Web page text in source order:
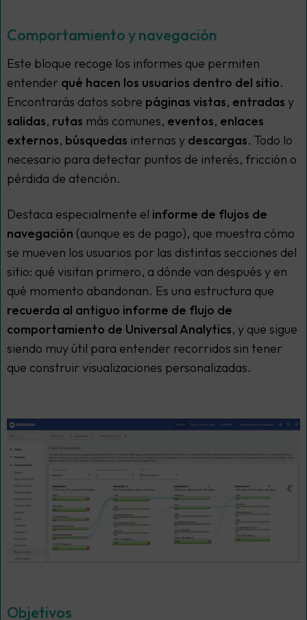
Comportamiento y navegación
Este bloque recoge los informes que permiten
entender qué hacen los usuarios dentro del sitio.
Encontrarás datos sobre páginas vistas, entradas y
salidas, rutas más comunes, eventos, enlaces
externos, búsquedas internas y descargas. Todo lo
necesario para detectar puntos de interés, fricción o
pérdida de atención.
Destaca especialmente el informe de flujos de
navegación (aunque es de pago), que muestra cómo
se mueven los usuarios por las distintas secciones del
sitio: qué visitan primero, a dónde van después y en
qué momento abandonan. Es una estructura que
recuerda al antiguo informe de flujo de
comportamiento de Universal Analytics, y que sigue
siendo muy útil para entender recorridos sin tener
que construir visualizaciones personalizadas.
Objetivos